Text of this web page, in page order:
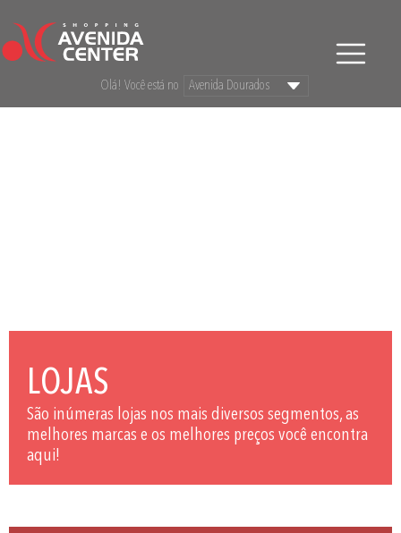
Olá! Você está no
LOJAS
São inúmeras lojas nos mais diversos segmentos, as
melhores marcas e os melhores preços você encontra
aqui!